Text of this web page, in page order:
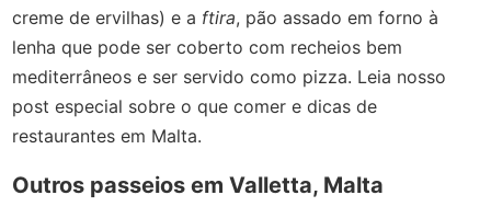
creme de ervilhas) e a ftira, pão assado em forno à
lenha que pode ser coberto com recheios bem
mediterrâneos e ser servido como pizza. Leia nosso
post especial sobre o que comer e dicas de
restaurantes em Malta.
Outros passeios em Valletta, Malta